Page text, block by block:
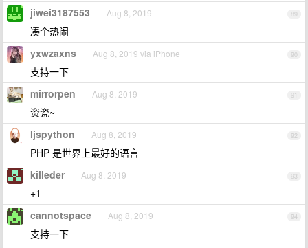
89
jiwei3187553 Aug 8, 2019
凑个热闹
90
yxwzaxns Aug 8, 2019 via iPhone
支持一下
91
mirrorpen Aug 8, 2019
资瓷~
92
ljspython Aug 8, 2019
PHP 是世界上最好的语言
93
killeder Aug 8, 2019
+1
94
cannotspace Aug 8, 2019
支持一下